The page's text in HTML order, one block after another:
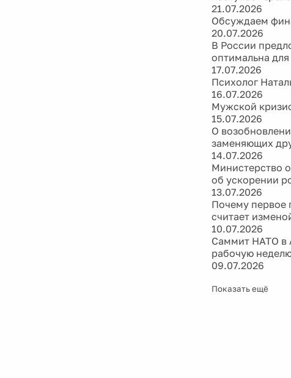
21.07.2026
Обсуждаем
20.07.2026
В России
оптимальна для
17.07.2026
Психолог
16.07.2026
Мужской
15.07.2026
О
заменяющих
14.07.2026
Министерство
об ускорении
13.07.2026
Почему первое
считает
10.07.2026
Саммит НАТО в
рабочую
09.07.2026
Показать ещё